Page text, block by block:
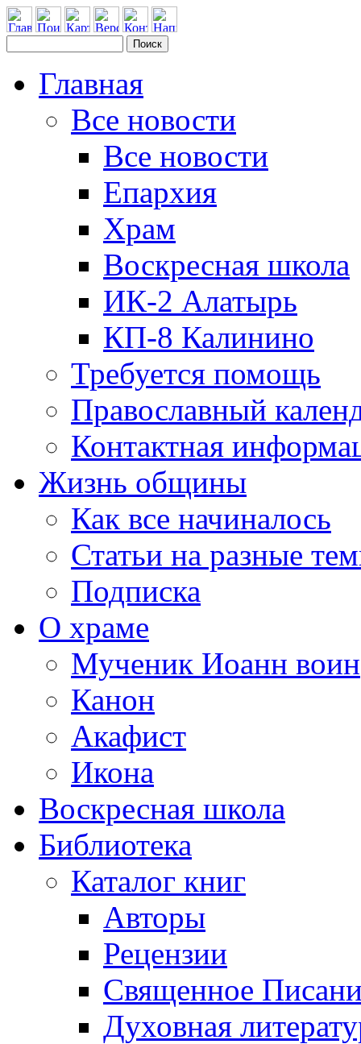
Главная
Все новости
Все новости
Епархия
Храм
Воскресная школа
ИК-2 Алатырь
КП-8 Калинино
Требуется помощь
Православный
Контактная
Жизнь общины
Как все начиналось
Статьи на разные
Подписка
О храме
Мученик Иоанн воин
Канон
Акафист
Икона
Воскресная школа
Библиотека
Каталог книг
Авторы
Рецензии
Священное
Духовная